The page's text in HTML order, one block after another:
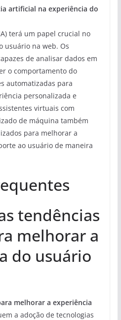
artificial na experiência do
terá um papel crucial no
usuário na web. Os
de analisar dados em
o comportamento do
automatizadas para
personalizada e
virtuais com
de máquina também
para melhorar a
ao usuário de maneira
tendências
melhorar a
do usuário
melhorar a experiência
a adoção de tecnologias